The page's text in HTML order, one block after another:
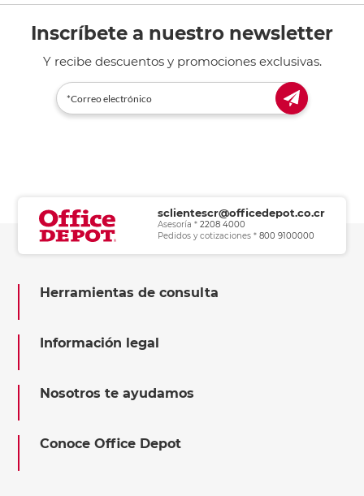
Inscríbete a nuestro newsletter
Y recibe descuentos y promociones exclusivas.
sclientescr@officedepot.co.cr
Asesoría *2208 4000
Pedidos y cotizaciones *800 9100000
Herramientas de consulta
Información legal
Nosotros te ayudamos
Conoce Office Depot